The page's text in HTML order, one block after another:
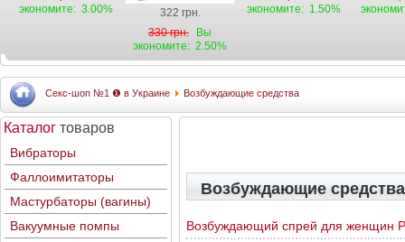
экономите: 3.00%
322 грн.
330 грн.
Вы
экономите: 2.50%
экономите: 1.50%
Секс-шоп №1 ❶ в Украине Возбуждающие средства
Каталог товаров
Вибраторы
Фаллоимитаторы
Мастурбаторы (вагины)
Вакуумные помпы
Возбуждающие средства
Возбуждающий спрей для женщин